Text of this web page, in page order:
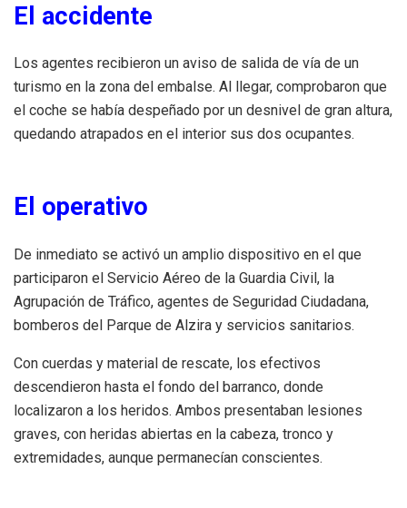
El accidente
Los agentes recibieron un aviso de salida de vía de un
turismo en la zona del embalse. Al llegar, comprobaron que
el coche se había despeñado por un desnivel de gran altura,
quedando atrapados en el interior sus dos ocupantes.
El operativo
De inmediato se activó un amplio dispositivo en el que
participaron el Servicio Aéreo de la Guardia Civil, la
Agrupación de Tráfico, agentes de Seguridad Ciudadana,
bomberos del Parque de Alzira y servicios sanitarios.
Con cuerdas y material de rescate, los efectivos
descendieron hasta el fondo del barranco, donde
localizaron a los heridos. Ambos presentaban lesiones
graves, con heridas abiertas en la cabeza, tronco y
extremidades, aunque permanecían conscientes.